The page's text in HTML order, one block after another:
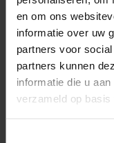
en om ons
informatie over uw
partners voor
partners kunnen
informatie die u
verzameld op
voor You Are Not
maximaal in te
betere
alleen voelen."